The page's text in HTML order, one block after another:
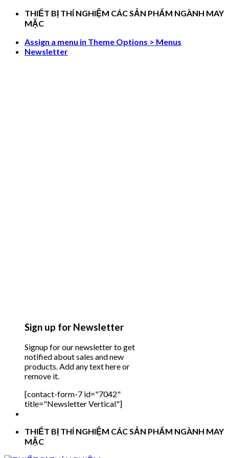
Skip
THIẾT BỊ THÍ NGHIỆM CÁC SẢN PHẨM NGÀNH MAY
MẶC
Assign a menu in Theme Options > Menus
Newsletter
Sign up for Newsletter
Signup for our newsletter to get
notified about sales and new
products. Add any text here or
remove it.
[contact-form-7 id="7042"
title="Newsletter Vertical"]
THIẾT BỊ THÍ NGHIỆM CÁC SẢN PHẨM NGÀNH MAY
MẶC